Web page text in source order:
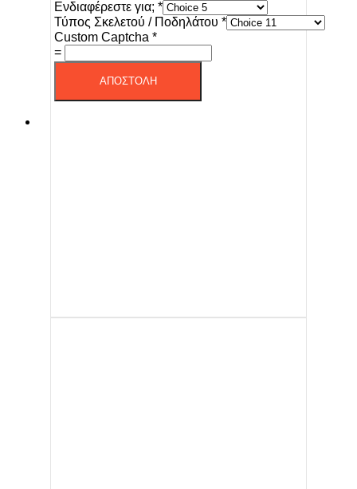
Ενδιαφέρεστε για; *
Τύπος Σκελετού / Ποδηλάτου *
Custom Captcha *
=
ΑΠΟΣΤΟΛΗ